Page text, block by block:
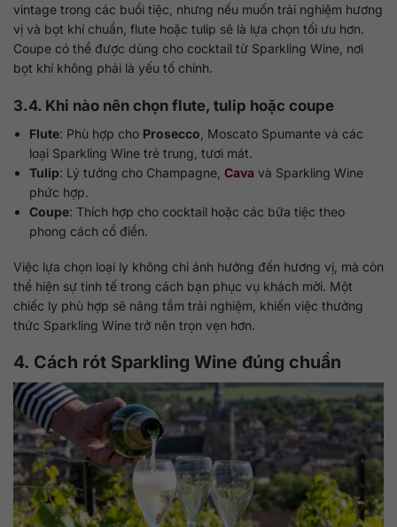
vintage trong các buổi tiệc, nhưng nếu muốn trải nghiệm hương
vị và bọt khí chuẩn, flute hoặc tulip sẽ là lựa chọn tối ưu hơn.
Coupe có thể được dùng cho cocktail từ Sparkling Wine, nơi
bọt khí không phải là yếu tố chính.
3.4. Khi nào nên chọn flute, tulip hoặc coupe
Flute: Phù hợp cho Prosecco , Moscato Spumante và các
loại Sparkling Wine trẻ trung, tươi mát.
Tulip: Lý tưởng cho Champagne,Cava và Sparkling Wine
phức hợp.
Coupe: Thích hợp cho cocktail hoặc các bữa tiệc theo
phong cách cổ điển.
Việc lựa chọn loại ly không chỉ ảnh hưởng đến hương vị, mà còn
thể hiện sự tinh tế trong cách bạn phục vụ khách mời. Một
chiếc ly phù hợp sẽ nâng tầm trải nghiệm, khiến việc thưởng
thức Sparkling Wine trở nên trọn vẹn hơn.
4. Cách rót Sparkling Wine đúng chuẩn